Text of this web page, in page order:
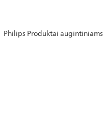
Philips Produktai augintiniams